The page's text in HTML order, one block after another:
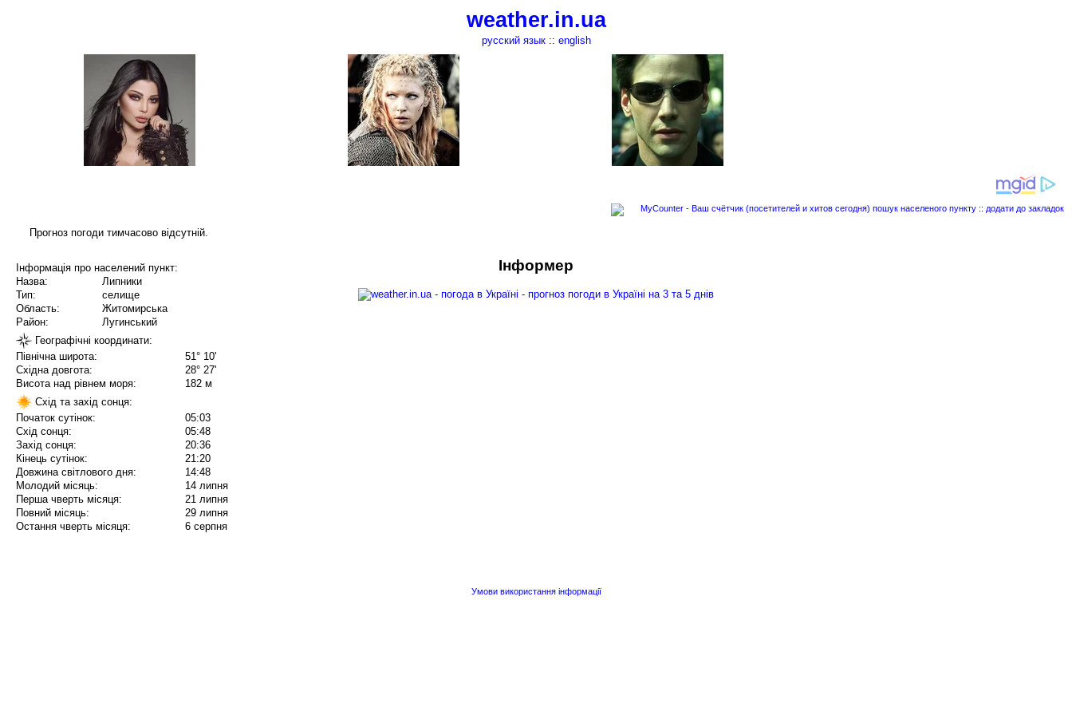
weather.in.ua
русский язык:: english
пошук населеного пункту :: додати до закладок
Прогноз погоди тимчасово відсутній.
Інформація про населений пункт:
Назва:
Липники
Тип:
селище
Область:
Житомирська
Район:
Лугинський
Географічні координати:
Північна широта:
51° 10'
Східна довгота:
28° 27'
Висота над рівнем моря:
182 м
Схід та захід сонця:
Початок сутінок:
05:03
Схід сонця:
05:48
Захід сонця:
20:36
Кінець сутінок:
21:20
Довжина світлового дня:
14:48
Молодий місяць:
14 липня
Перша чверть місяця:
21 липня
Повний місяць:
29 липня
Остання чверть місяця:
6 серпня
Інформер
Умови використання інформації